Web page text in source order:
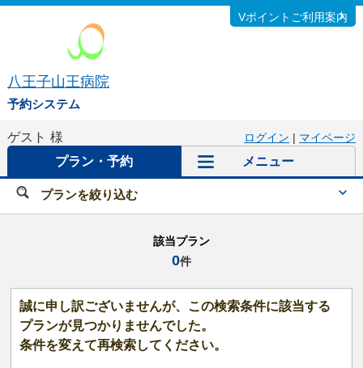
八王子山王病院
予約システム
Vポイントご利用案内
ゲスト 様 ログイン | マイページ
プラン・予約 メニュー
プランを絞り込む
該当プラン
0件
誠に申し訳ございませんが、この検索条件に該当する
プランが見つかりませんでした。
条件を変えて再検索してください。